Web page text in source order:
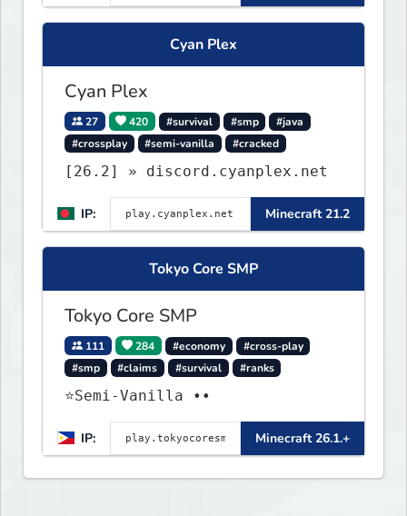
Cyan Plex
Cyan Plex
27 420 #survival #smp
#java
#crossplay
#semi-vanilla #cracked
[26.2] » discord.cyanplex.net
IP: Minecraft 21.2
Tokyo Core SMP
Tokyo Core SMP
111 284 #economy
#cross-play
#smp
#claims #survival #ranks
⭐Semi-Vanilla ••
IP: Minecraft 26.1.+